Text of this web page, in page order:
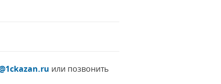
или позвонить